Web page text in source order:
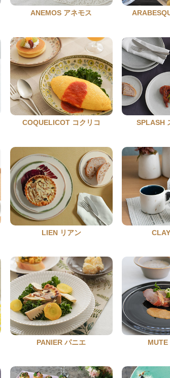
ANEMOS アネモス
COQUELICOT コクリコ SPLASH
LIEN リアン
PANIER パニエ MUTE